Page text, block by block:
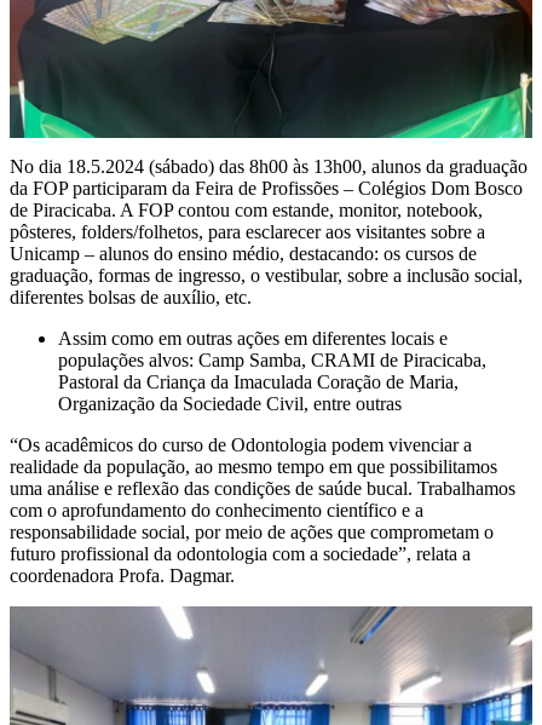
No dia 18.5.2024 (sábado) das 8h00 às 13h00, alunos da graduação
da FOP participaram da Feira de Profissões – Colégios Dom Bosco
de Piracicaba. A FOP contou com estande, monitor, notebook,
pôsteres, folders/folhetos, para esclarecer aos visitantes sobre a
Unicamp – alunos do ensino médio, destacando: os cursos de
graduação, formas de ingresso, o vestibular, sobre a inclusão social,
diferentes bolsas de auxílio, etc.
Assim como em outras ações em diferentes locais e
populações alvos: Camp Samba, CRAMI de Piracicaba,
Pastoral da Criança da Imaculada Coração de Maria,
Organização da Sociedade Civil, entre outras
“Os acadêmicos do curso de Odontologia podem vivenciar a
realidade da população, ao mesmo tempo em que possibilitamos
uma análise e reflexão das condições de saúde bucal. Trabalhamos
com o aprofundamento do conhecimento científico e a
responsabilidade social, por meio de ações que comprometam o
futuro profissional da odontologia com a sociedade”, relata a
coordenadora Profa. Dagmar.